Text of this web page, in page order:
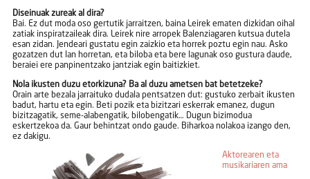
Diseinuak zureak al dira?
Bai. Ez dut moda oso gertutik jarraitzen, baina Leirek ematen dizkidan oihal
zatiak inspiratzaileak dira. Leirek nire arropek Balenziagaren kutsua dutela
esan zidan. Jendeari gustatu egin zaizkio eta horrek poztu egin nau. Asko
gozatzen dut lan horretan, eta biloba eta bere lagunak oso gustura daude,
beraiei ere panpinentzako jantziak egin baitizkiet.
Nola ikusten duzu etorkizuna? Ba al duzu ametsen bat betetzeke?
Orain arte bezala jarraituko dudala pentsatzen dut: gustuko zerbait ikusten
badut, hartu eta egin. Beti pozik eta bizitzari eskerrak emanez, dugun
bizitzagatik, seme-alabengatik, bilobengatik… Dugun bizimodua
eskertzekoa da. Gaur behintzat ondo gaude. Biharkoa nolakoa izango den,
ez dakigu.
Aktorearen eta
musikariaren ama